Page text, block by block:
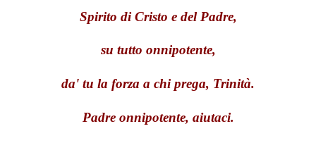
Spirito di Cristo e del Padre,
su tutto onnipotente,
da' tu la forza a chi prega, Trinità.
Padre onnipotente, aiutaci.